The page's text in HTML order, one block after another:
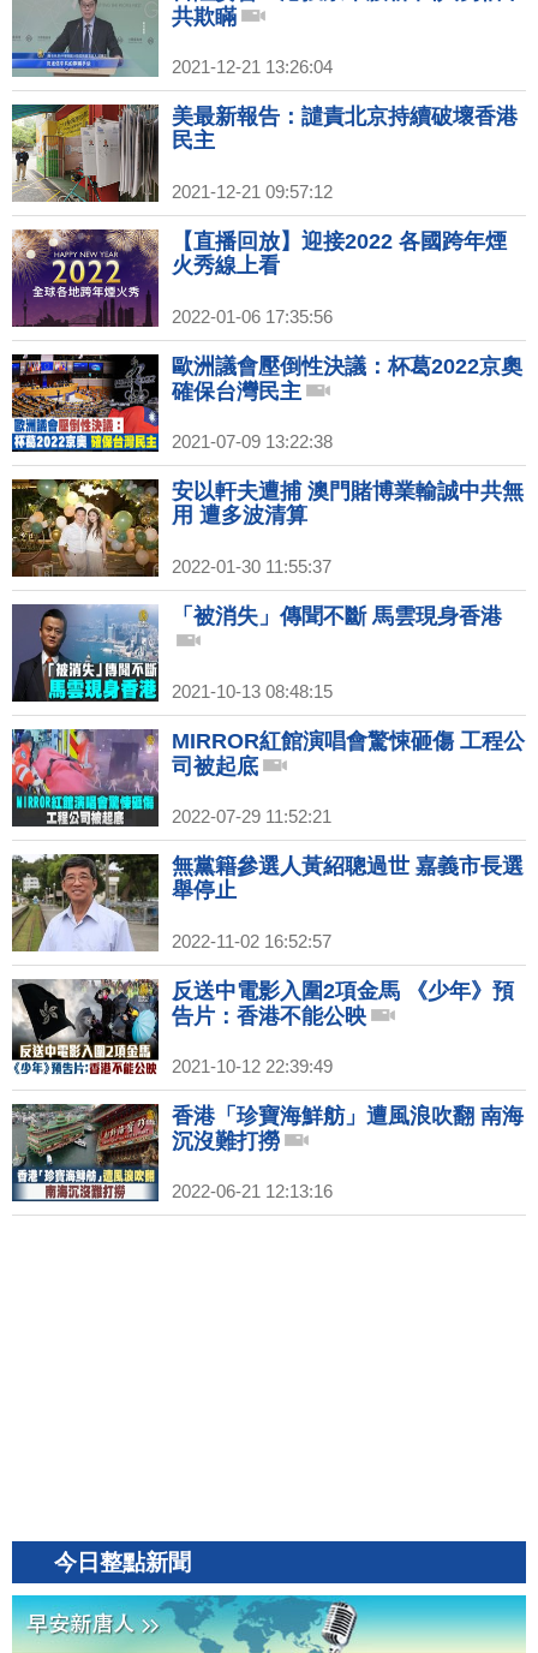
共欺瞞
2021-12-21 13:26:04
美最新報告：譴責北京持續破壞香港
民主
2021-12-21 09:57:12
【直播回放】迎接2022 各國跨年煙
火秀線上看
2022-01-06 17:35:56
歐洲議會壓倒性決議：杯葛2022京奧
確保台灣民主
2021-07-09 13:22:38
安以軒夫遭捕 澳門賭博業輸誠中共無
用 遭多波清算
2022-01-30 11:55:37
「被消失」傳聞不斷 馬雲現身香港
2021-10-13 08:48:15
MIRROR紅館演唱會驚悚砸傷 工程公
司被起底
2022-07-29 11:52:21
無黨籍參選人黃紹聰過世 嘉義市長選
舉停止
2022-11-02 16:52:57
反送中電影入圍2項金馬 《少年》預
告片：香港不能公映
2021-10-12 22:39:49
香港「珍寶海鮮舫」遭風浪吹翻 南海
沉沒難打撈
2022-06-21 12:13:16
今日整點新聞